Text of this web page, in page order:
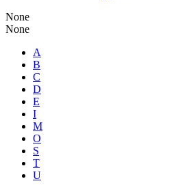
None
None
A
B
C
D
E
I
M
O
S
T
U